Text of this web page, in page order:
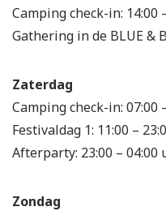
Camping check-in: 14:00
Gathering in de BLUE &
Zaterdag
Camping check-in: 07:00
Festivaldag 1: 11:00 –
Afterparty: 23:00 – 04:00
Zondag